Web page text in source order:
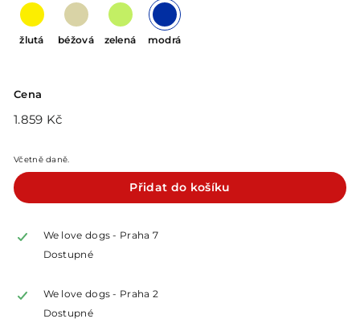
žlutá béžová zelená modrá
Cena
Běžná
1.859 Kč1.859
Včetně daně.
Přidat do košíku
We love dogs - Praha 7
Dostupné
We love dogs - Praha 2
Dostupné